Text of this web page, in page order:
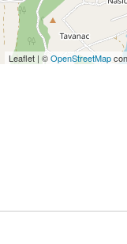
Leaflet | ©OpenStreetMap